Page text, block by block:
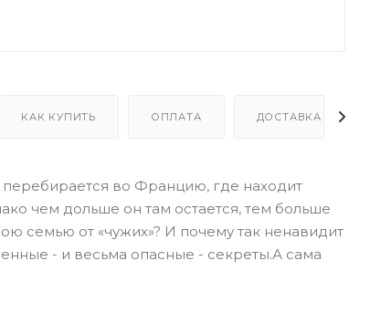
КАК КУПИТЬ ОПЛАТА ДОСТАВКА
во Францию, где находит
чем дольше он там остается, тем больше
семью от «чужих»? И почему так ненавидит
- и весьма опасные - секреты.А сама